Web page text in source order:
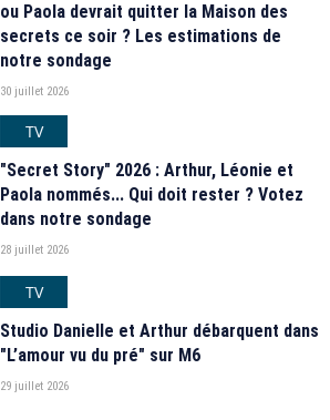
ou Paola devrait quitter la Maison des
secrets ce soir ? Les estimations de
notre sondage
30 juillet 2026
TV
"Secret Story" 2026 : Arthur, Léonie et
Paola nommés... Qui doit rester ? Votez
dans notre sondage
28 juillet 2026
TV
Studio Danielle et Arthur débarquent dans
"L’amour vu du pré" sur M6
29 juillet 2026